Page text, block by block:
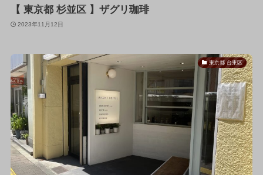
【 東京都 杉並区 】ザグリ珈琲
2023年11月12日
東京都 台東区